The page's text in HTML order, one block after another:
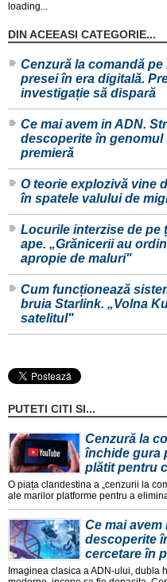
loading...
DIN ACEEASI CATEGORIE...
Cenzură la comandă
presei în era digitală.
investigație să dispară
Ce mai avem in ADN.
descoperite în genomul
premieră
O teorie explozivă vine
în spatele valului de
Locurile interzise de pe
ape. „Grănicerii au
apropie de maluri"
Cum funcționează
bruia Starlink. „Volna
satelitul"
PUTETI CITI SI...
Cenzură la
închide gura
plătit pentru
O piața clandestina a „cenzurii la
ale marilor platforme pentru a
Ce mai
descoperite
cercetare în
Imaginea clasica a ADN-ului,